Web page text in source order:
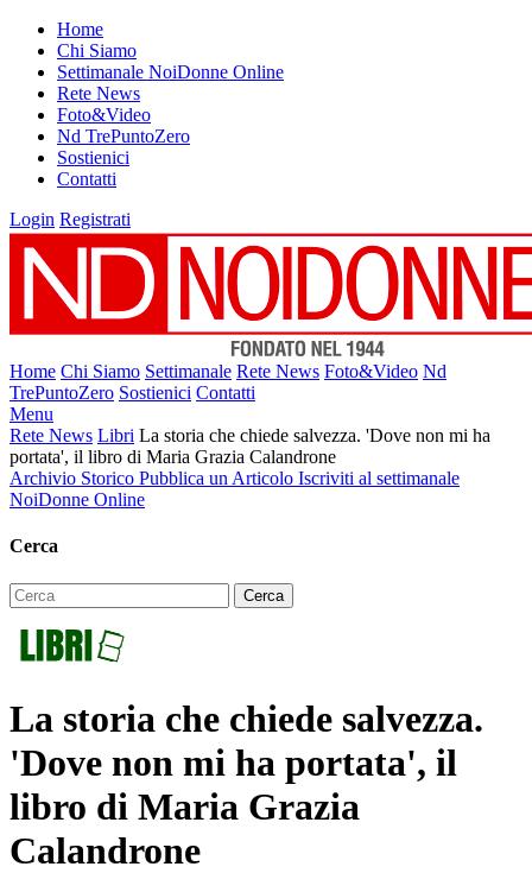
Home
Chi Siamo
Settimanale NoiDonne Online
Rete News
Foto&Video
Nd TrePuntoZero
Sostienici
Contatti
Login Registrati
Home Chi Siamo Settimanale Rete News Foto&Video Nd
TrePuntoZero Sostienici Contatti
Menu
Rete News Libri La storia che chiede salvezza. 'Dove non mi ha
portata', il libro di Maria Grazia Calandrone
Archivio Storico Pubblica un Articolo Iscriviti al settimanale
NoiDonne Online
Cerca
La storia che chiede salvezza.
'Dove non mi ha portata', il
libro di Maria Grazia
Calandrone